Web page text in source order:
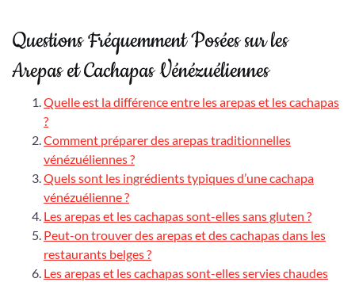
Questions Fréquemment Posées sur les
Arepas et Cachapas Vénézuéliennes
Quelle est la différence entre les arepas et les cachapas
?
Comment préparer des arepas traditionnelles
vénézuéliennes ?
Quels sont les ingrédients typiques d’une cachapa
vénézuélienne ?
Les arepas et les cachapas sont-elles sans gluten ?
Peut-on trouver des arepas et des cachapas dans les
restaurants belges ?
Les arepas et les cachapas sont-elles servies chaudes